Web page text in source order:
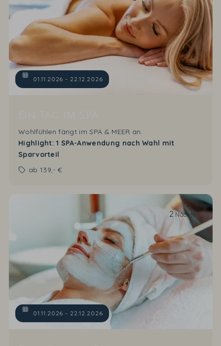
01.11.2026 - 22.12.2026
Wohlfühlen fängt im SPA & MEER an.
Highlight: 1 SPA-Anwendung nach Wahl mit
Sparvorteil
ab 139,- €
2 Nächte
01.11.2026 - 22.12.2026